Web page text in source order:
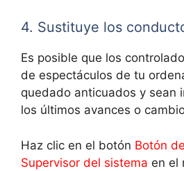
4. Sustituye los
Es posible que los
de espectáculos de tu
quedado anticuados y sean
los últimos avances o
Haz clic en el botón Botón
Supervisor del sistema en el